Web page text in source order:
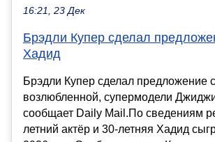
16:21, 23 Дек
Брэдли Купер сделал
Хадид
Брэдли Купер сделал предложение
возлюбленной, супермодели
сообщает Daily Mail.По сведениям
летний актёр и 30-летняя Хадид